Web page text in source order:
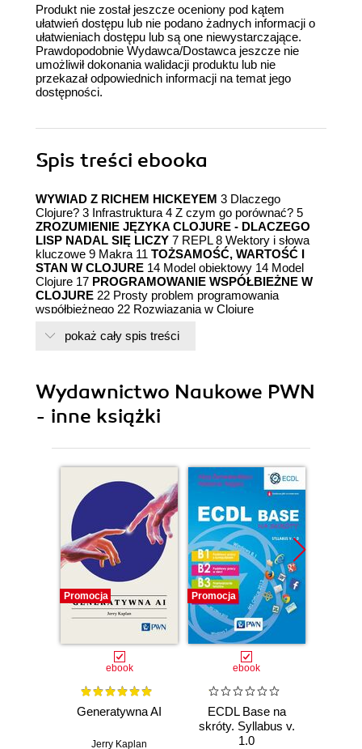
Produkt nie został jeszcze oceniony pod kątem
ułatwień dostępu lub nie podano żadnych informacji o
ułatwieniach dostępu lub są one niewystarczające.
Prawdopodobnie Wydawca/Dostawca jeszcze nie
umożliwił dokonania walidacji produktu lub nie
przekazał odpowiednich informacji na temat jego
dostępności.
Spis treści ebooka
WYWIAD Z RICHEM HICKEYEM 3 Dlaczego
Clojure? 3 Infrastruktura 4 Z czym go porównać? 5
ZROZUMIENIE JĘZYKA CLOJURE - DLACZEGO
LISP NADAL SIĘ LICZY 7 REPL 8 Wektory i słowa
kluczowe 9 Makra 11 TOŻSAMOŚĆ, WARTOŚĆ I
STAN W CLOJURE 14 Model obiektowy 14 Model
Clojure 17 PROGRAMOWANIE WSPÓŁBIEŻNE W
CLOJURE 22 Prosty problem programowania
współbieżnego 22 Rozwiązania w Clojure
pokaż cały spis treści
Wydawnictwo Naukowe PWN
- inne książki
Promocja
ebook
Generatywna AI
Jerry Kaplan
Promocja
ebook
ECDL Base na
skróty. Syllabus v.
1.0